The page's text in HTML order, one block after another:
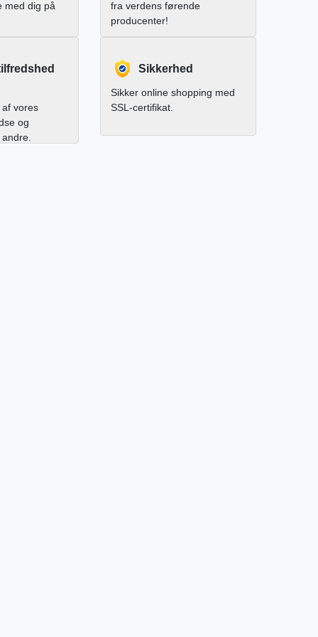
med dig på
fra verdens førende
producenter!
vores
og
Sikkerhed
Sikker online shopping med
SSL-certifikat.